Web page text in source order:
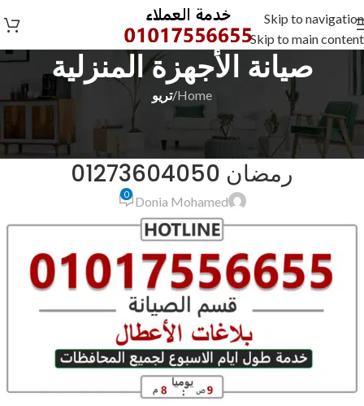
Skip to navigation
Skip to main content
صيانة الأجهزة المنزلية
Home
/تريو
تريو
صيانة ثلاجات تريو الشرقية العاشر من
رمضان 01273604050
Donia Mohamed
0